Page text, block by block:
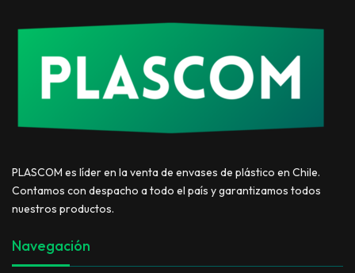
PLASCOM es líder en la venta de envases de plástico en Chile.
Contamos con despacho a todo el país y garantizamos todos
nuestros productos.
Navegación